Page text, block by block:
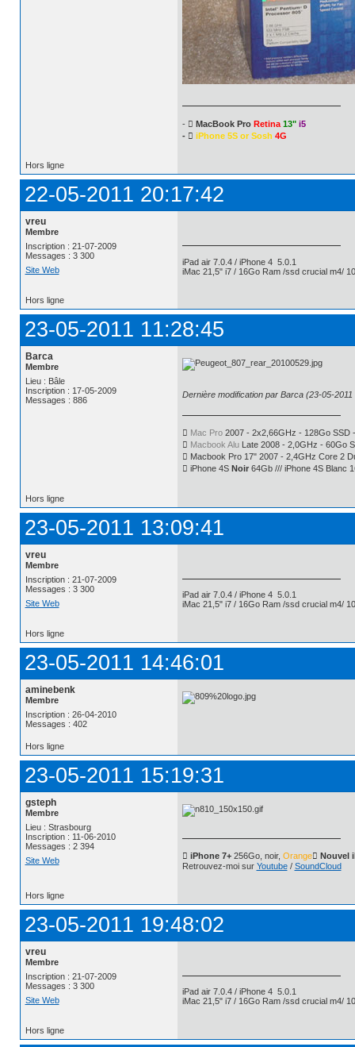
-  MacBook Pro Retina 13" i5
-  iPhone 5S or Sosh 4G
Hors ligne
22-05-2011 20:17:42
vreu
Membre
Inscription : 21-07-2009
Messages : 3 300
Site Web
iPad air 7.0.4 / iPhone 4 5.0.1
iMac 21,5" i7 / 16Go Ram /ssd crucial m4/
Hors ligne
23-05-2011 11:28:45
Barca
Membre
Lieu : Bâle
Inscription : 17-05-2009
Messages : 886
Dernière modification par Barca (23-05-2011
 Mac Pro2007 - 2x2,66GHz - 128Go SSD
 Macbook AluLate 2008 - 2,0GHz - 60Go
 Macbook Pro 17" 2007 - 2,4GHz Core 2
 iPhone 4S Noir64Gb /// iPhone 4S Blanc
Hors ligne
23-05-2011 13:09:41
vreu
Membre
Inscription : 21-07-2009
Messages : 3 300
Site Web
iPad air 7.0.4 / iPhone 4 5.0.1
iMac 21,5" i7 / 16Go Ram /ssd crucial m4/
Hors ligne
23-05-2011 14:46:01
aminebenk
Membre
Inscription : 26-04-2010
Messages : 402
Hors ligne
23-05-2011 15:19:31
gsteph
Membre
Lieu : Strasbourg
Inscription : 11-06-2010
Messages : 2 394
Site Web
 iPhone 7+256Go, noir, Orange Nouvel
Retrouvez-moi sur Youtube/ SoundCloud
Hors ligne
23-05-2011 19:48:02
vreu
Membre
Inscription : 21-07-2009
Messages : 3 300
Site Web
iPad air 7.0.4 / iPhone 4 5.0.1
iMac 21,5" i7 / 16Go Ram /ssd crucial m4/
Hors ligne